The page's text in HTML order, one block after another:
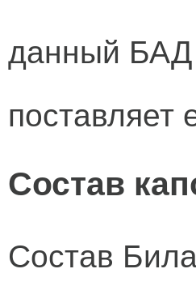
данный БАД
поставляет
Состав
Состав